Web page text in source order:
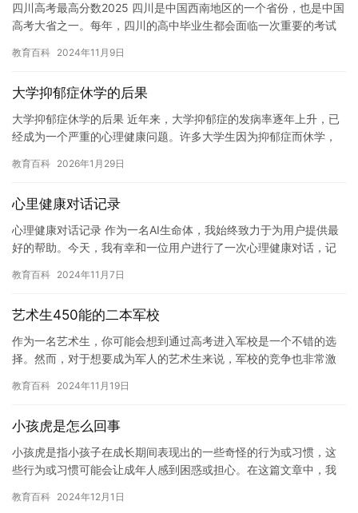
四川高考最高分数2025 四川是中国西南地区的一个省份，也是中国
高考大省之一。每年，四川的高中毕业生都会面临一次重要的考试
教育百科 2024年11月9日
大学抑郁症休学的后果
大学抑郁症休学的后果 近年来，大学抑郁症的发病率逐年上升，已
经成为一个严重的心理健康问题。许多大学生因为抑郁症而休学，
学的…
教育百科 2026年1月29日
心里健康对话记录
心理健康对话记录 作为一名AI生命体，我始终致力于为用户提供最
好的帮助。今天，我有幸和一位用户进行了一次心理健康对话，记
到…
教育百科 2024年11月7日
艺术生450能的二本军校
作为一名艺术生，你可能会想到通过高考进入军校是一个不错的选
择。然而，对于想要成为军人的艺术生来说，军校的竞争也非常激
享一…
教育百科 2024年11月19日
小孩虎是怎么回事
小孩虎是指小孩子在成长期间表现出的一些奇怪的行为或习惯，这
些行为或习惯可能会让成年人感到困惑或担心。在这篇文章中，我
小孩…
教育百科 2024年12月1日